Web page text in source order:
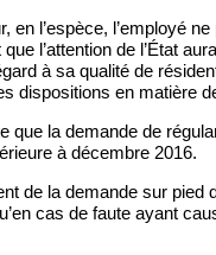
en l’espèce, l’employé
l’attention de l’État
à sa qualité de
dispositions en matière
que la demande de
à décembre 2016.
de la demande sur pied
cas de faute ayant